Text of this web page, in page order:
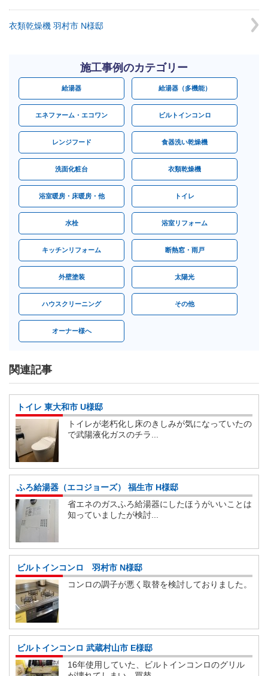
衣類乾燥機 羽村市 N様邸
施工事例のカテゴリー
給湯器 給湯器（多機能）
エネファーム・エコワン ビルトインコンロ
レンジフード 食器洗い乾燥機
洗面化粧台 衣類乾燥機
浴室暖房・床暖房・他 トイレ
水栓 浴室リフォーム
キッチンリフォーム 断熱窓・雨戸
外壁塗装 太陽光
ハウスクリーニング その他
オーナー様へ
関連記事
トイレ 東大和市 U様邸
トイレが老朽化し床のきしみが気になっていたの
で武陽液化ガスのチラ...
ふろ給湯器（エコジョーズ） 福生市 H様邸
省エネのガスふろ給湯器にしたほうがいいことは
知っていましたが検討...
ビルトインコンロ 羽村市 N様邸
コンロの調子が悪く取替を検討しておりました。
ビルトインコンロ 武蔵村山市 E様邸
16年使用していた、ビルトインコンロのグリル